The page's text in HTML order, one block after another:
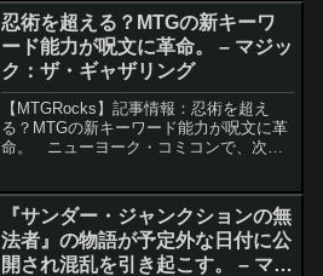
続発し、MTG界隈は混乱気味です。...
忍術を超える？MTGの新キーワ
ード能力が呪文に革命。 – マジッ
ク：ザ・ギャザリング
【MTGRocks】記事情報：忍術を超え
る？MTGの新キーワード能力が呪文に革
命。 ニューヨーク・コミコンで、次期
ルズ（TMNT）」の最新情報とスポイラ
ーが公開さ...
『サンダー・ジャンクションの無
法者』の物語が予定外な日付に公
開され混乱を引き起こす。 – マジ